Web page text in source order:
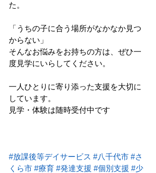
た。
「うちの子に合う場所がなかなか見つ
からない」
そんなお悩みをお持ちの方は、ぜひ一
度見学にいらしてください。
一人ひとりに寄り添った支援を大切に
しています。
見学・体験は随時受付中です
#放課後等デイサービス #八千代市 #さ
くら市 #療育 #発達支援 #個別支援 #少